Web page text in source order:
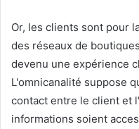
Or, les clients sont pour
des réseaux de
devenu une expérience
L'omnicanalité suppose
contact entre le client et
informations soient